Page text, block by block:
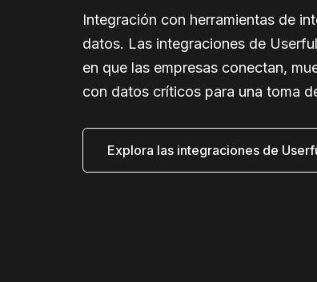
Integración con herramientas de
datos. Las integraciones de
en que las empresas conectan,
con datos críticos para una toma
Explora las integraciones de